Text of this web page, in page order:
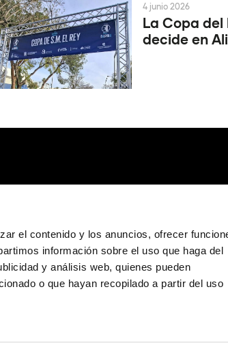
el contenido y los anuncios, ofrecer
información sobre el uso que haga del
y análisis web, quienes pueden
o que hayan recopilado a partir del uso
La Copa del
decide en
4 junio 2026